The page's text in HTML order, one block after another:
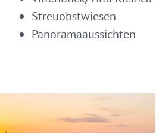
Streuobstwiesen
Panoramaaussichten